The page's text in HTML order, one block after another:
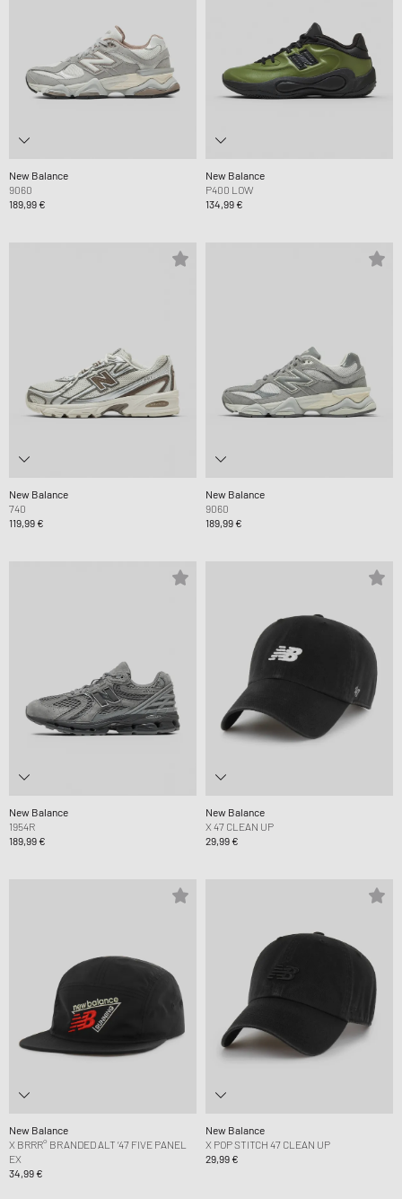
New Balance
9060
189,99 €
New Balance
P400 LOW
134,99 €
New Balance
740
119,99 €
New Balance
9060
189,99 €
New Balance
1954R
189,99 €
New Balance
X 47 CLEAN UP
29,99 €
New Balance
X BRRR° BRANDED ALT ‘47 FIVE PANEL
EX
34,99 €
New Balance
X POP STITCH 47 CLEAN UP
29,99 €